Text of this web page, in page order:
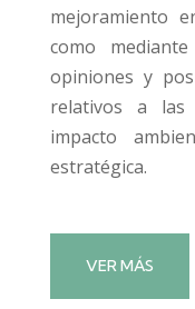
mejoramiento
como
opiniones y
relativos a las
impacto
estratégica.
VER MÁS